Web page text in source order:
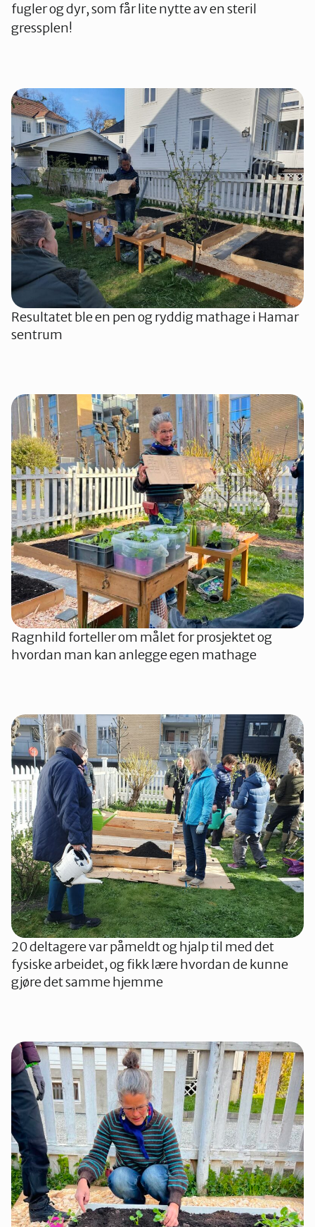
fugler og dyr, som får lite nytte av en steril
gressplen!
Resultatet ble en pen og ryddig mathage i Hamar
sentrum
Ragnhild forteller om målet for prosjektet og
hvordan man kan anlegge egen mathage
20 deltagere var påmeldt og hjalp til med det
fysiske arbeidet, og fikk lære hvordan de kunne
gjøre det samme hjemme